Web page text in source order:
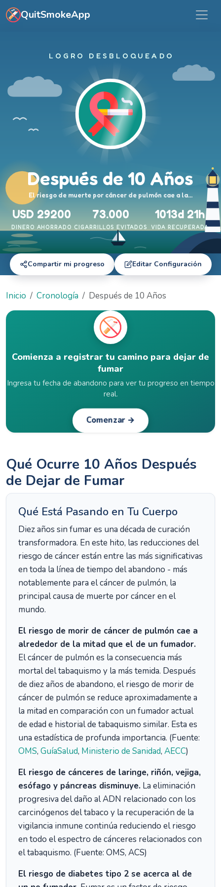
Ir al contenido principal
QuitSmokeApp
LOGRO DESBLOQUEADO
Después de 10 Años
El riesgo de muerte por cáncer de pulmón cae a la…
USD 29200 73.000 1013d 21h
DINERO AHORRADO CIGARRILLOS EVITADOS VIDA RECUPERADA
Compartir mi progreso Editar Configuración
Inicio Cronología Después de 10 Años
Comienza a registrar tu camino para dejar de
fumar
Ingresa tu fecha de abandono para ver tu progreso en tiempo
real.
Comenzar →
Qué Ocurre 10 Años Después
de Dejar de Fumar
Qué Está Pasando en Tu Cuerpo
Diez años sin fumar es una década de curación
transformadora. En este hito, las reducciones del
riesgo de cáncer están entre las más significativas
en toda la línea de tiempo del abandono - más
notablemente para el cáncer de pulmón, la
principal causa de muerte por cáncer en el
mundo.
El riesgo de morir de cáncer de pulmón cae a
alrededor de la mitad que el de un fumador.
El cáncer de pulmón es la consecuencia más
mortal del tabaquismo y la más temida. Después
de diez años de abandono, el riesgo de morir de
cáncer de pulmón se reduce aproximadamente a
la mitad en comparación con un fumador actual
de edad e historial de tabaquismo similar. Esta es
una estadística de profunda importancia. (Fuente:
OMS, GuíaSalud, Ministerio de Sanidad, AECC)
El riesgo de cánceres de laringe, riñón, vejiga,
esófago y páncreas disminuye. La eliminación
progresiva del daño al ADN relacionado con los
carcinógenos del tabaco y la recuperación de la
vigilancia inmune continúa reduciendo el riesgo
en todo el espectro de cánceres relacionados con
el tabaquismo. (Fuente: OMS, ACS)
El riesgo de diabetes tipo 2 se acerca al de